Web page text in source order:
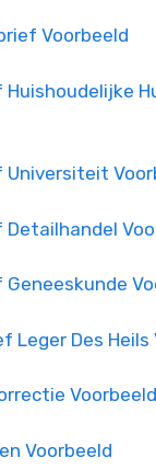
Voorbeeld
Leger Des Heils
Voorbeeld
Voorbeeld